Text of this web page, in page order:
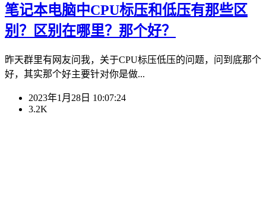
笔记本电脑中CPU标压和低压有那些区
别？区别在哪里？那个好？
昨天群里有网友问我，关于CPU标压低压的问题，问到底那个
好，其实那个好主要针对你是做...
2023年1月28日 10:07:24
3.2K